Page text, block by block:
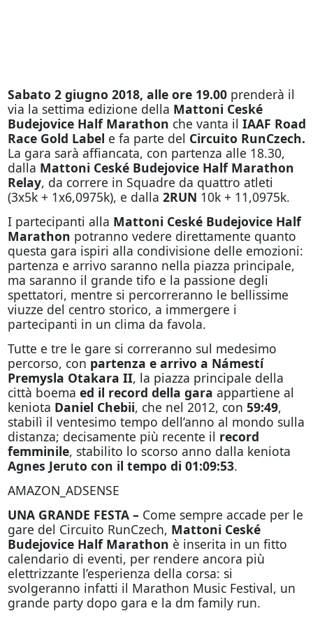
Sabato 2 giugno 2018, alle ore 19.00prenderà il
via la settima edizione della Mattoni Ceské
Budejovice Half Marathon che vanta il IAAF Road
Race Gold Label e fa parte del Circuito RunCzech.
La gara sarà affiancata, con partenza alle 18.30,
dalla Mattoni Ceské Budejovice Half Marathon
Relay, da correre in Squadre da quattro atleti
(3x5k + 1x6,0975k), e dalla 2RUN 10k + 11,0975k.
I partecipanti alla Mattoni Ceské Budejovice Half
Marathon potranno vedere direttamente quanto
questa gara ispiri alla condivisione delle emozioni:
partenza e arrivo saranno nella piazza principale,
ma saranno il grande tifo e la passione degli
spettatori, mentre si percorreranno le bellissime
viuzze del centro storico, a immergere i
partecipanti in un clima da favola.
Tutte e tre le gare si correranno sul medesimo
percorso, con partenza e arrivo a Námestí
Premysla Otakara II, la piazza principale della
città boema ed il record della gara appartiene al
keniota Daniel Chebii, che nel 2012, con 59:49,
stabilì il ventesimo tempo dell’anno al mondo sulla
distanza; decisamente più recente il record
femminile, stabilito lo scorso anno dalla keniota
Agnes Jeruto con il tempo di 01:09:53.
AMAZON_ADSENSE
UNA GRANDE FESTA – Come sempre accade per le
gare del Circuito RunCzech, Mattoni Ceské
Budejovice Half Marathon è inserita in un fitto
calendario di eventi, per rendere ancora più
elettrizzante l’esperienza della corsa: si
svolgeranno infatti il Marathon Music Festival, un
grande party dopo gara e la dm family run.